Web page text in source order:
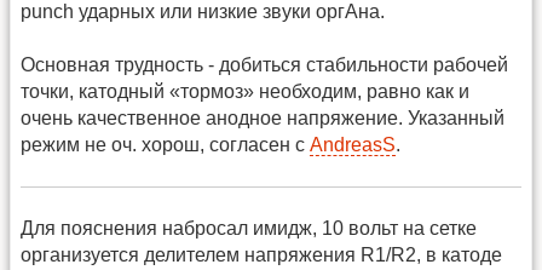
punch ударных или низкие звуки оргАна.
Основная трудность - добиться стабильности рабочей
точки, катодный «тормоз» необходим, равно как и
очень качественное анодное напряжение. Указанный
режим не оч. хорош, согласен с AndreasS.
Для пояснения набросал имидж, 10 вольт на сетке
организуется делителем напряжения R1/R2, в катоде